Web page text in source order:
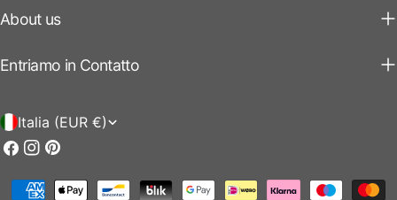
About us
Entriamo in Contatto
P
a
Italia (EUR €)
Facebook
Instagram
Pinterest
Modalità